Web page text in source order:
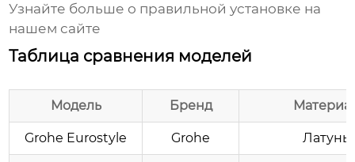
Узнайте больше о правильной установке на
нашем сайте
Таблица сравнения моделей
Модель Бренд
Grohe Eurostyle Grohe Латунь